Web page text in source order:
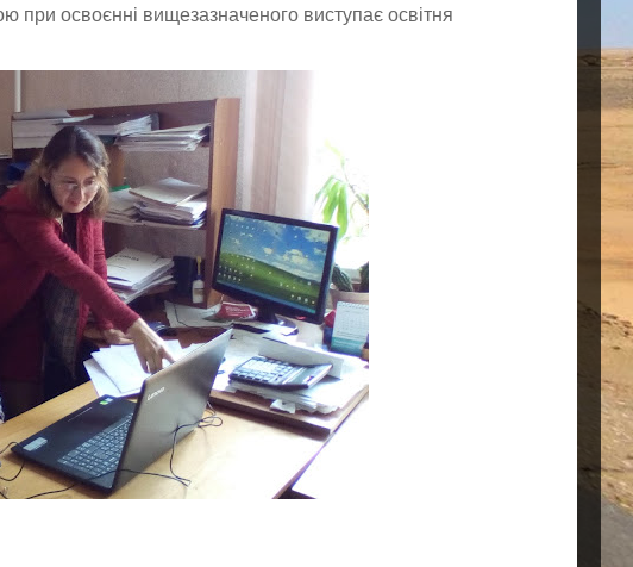
при освоєнні вищезазначеного виступає освітня